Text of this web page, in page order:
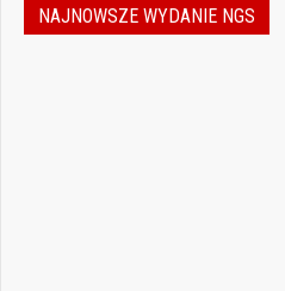
NAJNOWSZE WYDANIE NGS